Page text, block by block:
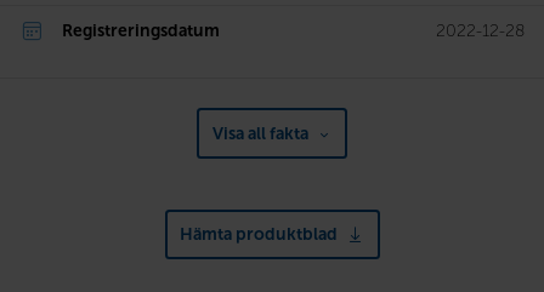
Registreringsdatum 2022-12-28
Visa all fakta
Hämta produktblad